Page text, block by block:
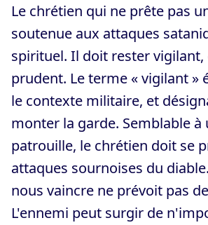
Le chrétien qui ne prête pas
soutenue aux attaques
spirituel. Il doit rester vigilant,
prudent. Le terme « vigilant »
le contexte militaire, et
monter la garde. Semblable à
patrouille, le chrétien doit se
attaques sournoises du
nous vaincre ne prévoit pas
L'ennemi peut surgir de